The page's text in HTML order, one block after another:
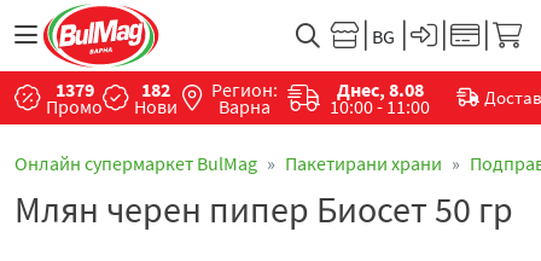
1379
Промо
182
Нови
Регион:
Варна
Днес, 8.08
10:00 - 11:00
Онлайн супермаркет BulMag Пакетирани храни
Млян черен пипер Биосет 50 гр